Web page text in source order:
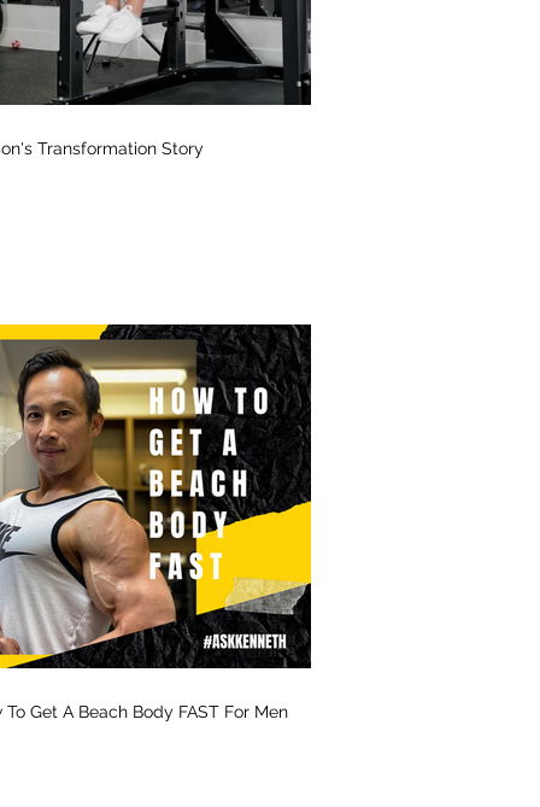
Transformation Story
To Get A Beach Body FAST For Men